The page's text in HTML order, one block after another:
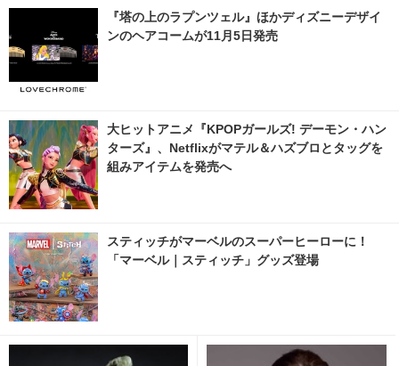
acafe.net
『塔の上のラプンツェル』ほかディズニーデザイ
ンのヘアコームが11月5日発売
大ヒットアニメ『KPOPガールズ! デーモン・ハン
ターズ』、Netflixがマテル＆ハズブロとタッグを
組みアイテムを発売へ
スティッチがマーベルのスーパーヒーローに！
「マーベル｜スティッチ」グッズ登場